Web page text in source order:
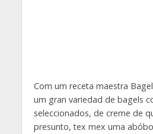
Com um receta maestra
um gran variedad de bagels
seleccionados, de creme de
presunto, tex mex uma